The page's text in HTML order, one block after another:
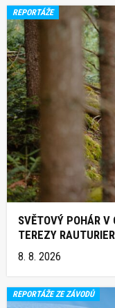
REPORTÁŽE
SVĚTOVÝ POHÁR V
TEREZY
8. 8. 2026
REPORTÁŽE ZE ZÁVODŮ